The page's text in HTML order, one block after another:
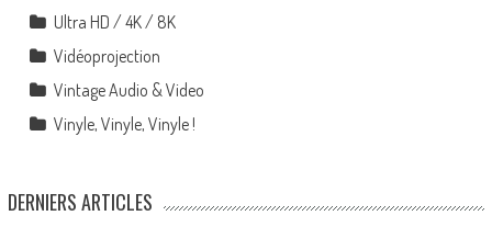
Ultra HD / 4K / 8K
Vidéoprojection
Vintage Audio & Video
Vinyle, Vinyle, Vinyle !
DERNIERS ARTICLES